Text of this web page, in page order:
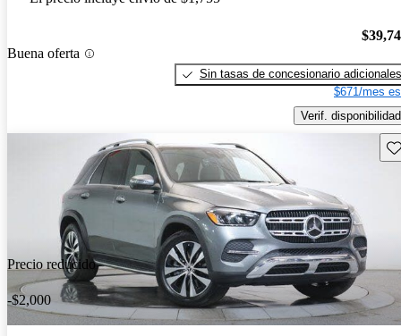
Buena oferta
Sin tasas de concesionario adicionales
$671/mes
Verif. disponibilidad
Precio reducido
-$2,000